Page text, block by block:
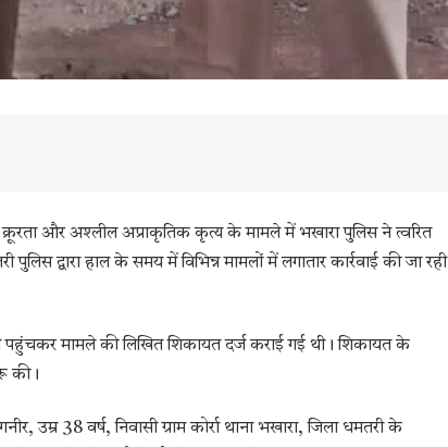
क्रूरता और अश्लील अप्राकृतिक कृत्य के मामले में भखारा पुलिस ने त्वरित
द्वारा हाल के समय में विभिन्न मामलों में लगातार कार्रवाई की जा रही
पहुंचकर मामले की लिखित शिकायत दर्ज कराई गई थी। शिकायत के
की।
उम्र 38 वर्ष, निवासी ग्राम कोर्रा थाना भखारा, जिला धमतरी के